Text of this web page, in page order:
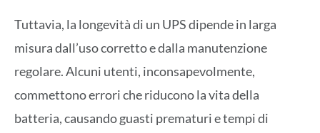
Tuttavia, la longevità di un UPS dipende in larga
misura dall’uso corretto e dalla manutenzione
regolare. Alcuni utenti, inconsapevolmente,
commettono errori che riducono la vita della
batteria, causando guasti prematuri e tempi di